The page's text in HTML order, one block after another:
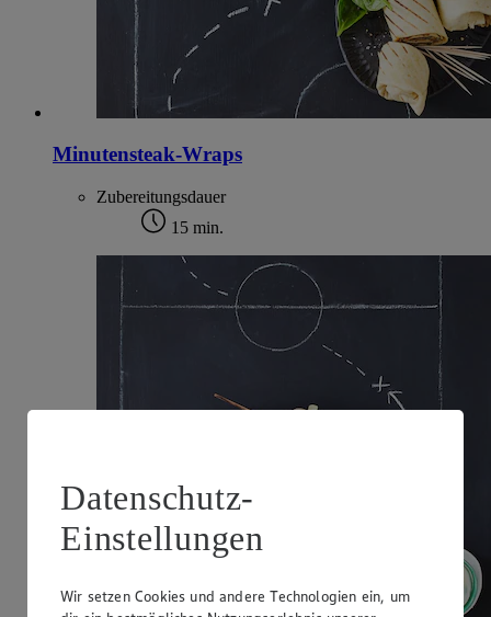
Minutensteak-Wraps
Zubereitungsdauer
15 min.
Datenschutz-
Einstellungen
Wir setzen Cookies und andere Technologien ein, um